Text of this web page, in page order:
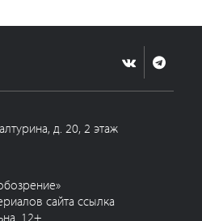
д. 20, 2 этаж
сайта ссылка
12+